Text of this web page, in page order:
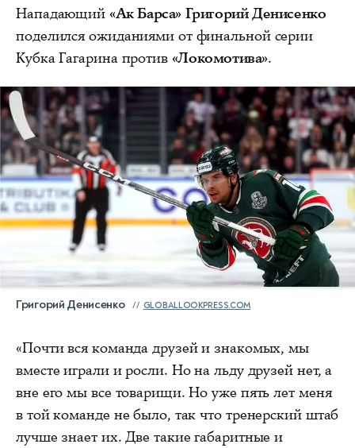
Нападающий «Ак Барса» Григорий Денисенко
поделился ожиданиями от финальной серии
Кубка Гагарина против «Локомотива».
Григорий Денисенко GLOBALLOOKPRESS.COM
«Почти вся команда друзей и знакомых, мы
вместе играли и росли. Но на льду друзей нет, а
вне его мы все товарищи. Но уже пять лет меня
в той команде не было, так что тренерский штаб
лучше знает их. Две такие габаритные и